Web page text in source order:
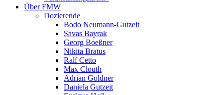
Über FMW
Dozierende
Bodo Neumann-Gutzeit
Savas Bayrak
Georg Boeßner
Nikita Bratus
Ralf Cetto
Max Clouth
Adrian Goldner
Daniela Gutzeit